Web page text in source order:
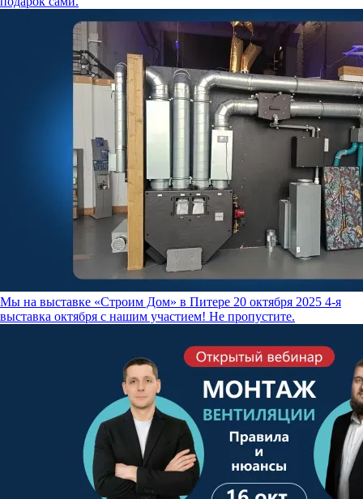
Мы на выставке «Строим Дом» в Питере 20 октября 2025 4-я
выставка октября с нашим участием! Не пропустите.